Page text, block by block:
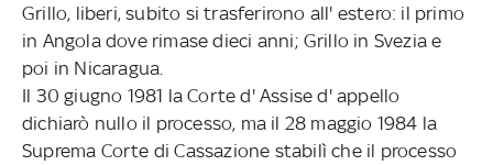
Grillo, liberi, subito si trasferirono all' estero: il primo
in Angola dove rimase dieci anni; Grillo in Svezia e
poi in Nicaragua.
Il 30 giugno 1981 la Corte d' Assise d' appello
dichiarò nullo il processo, ma il 28 maggio 1984 la
Suprema Corte di Cassazione stabilì che il processo